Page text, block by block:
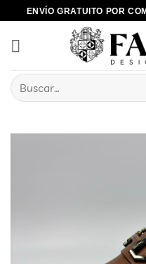
to
content
ENVÍO GRATUITO POR
Buscar
por: